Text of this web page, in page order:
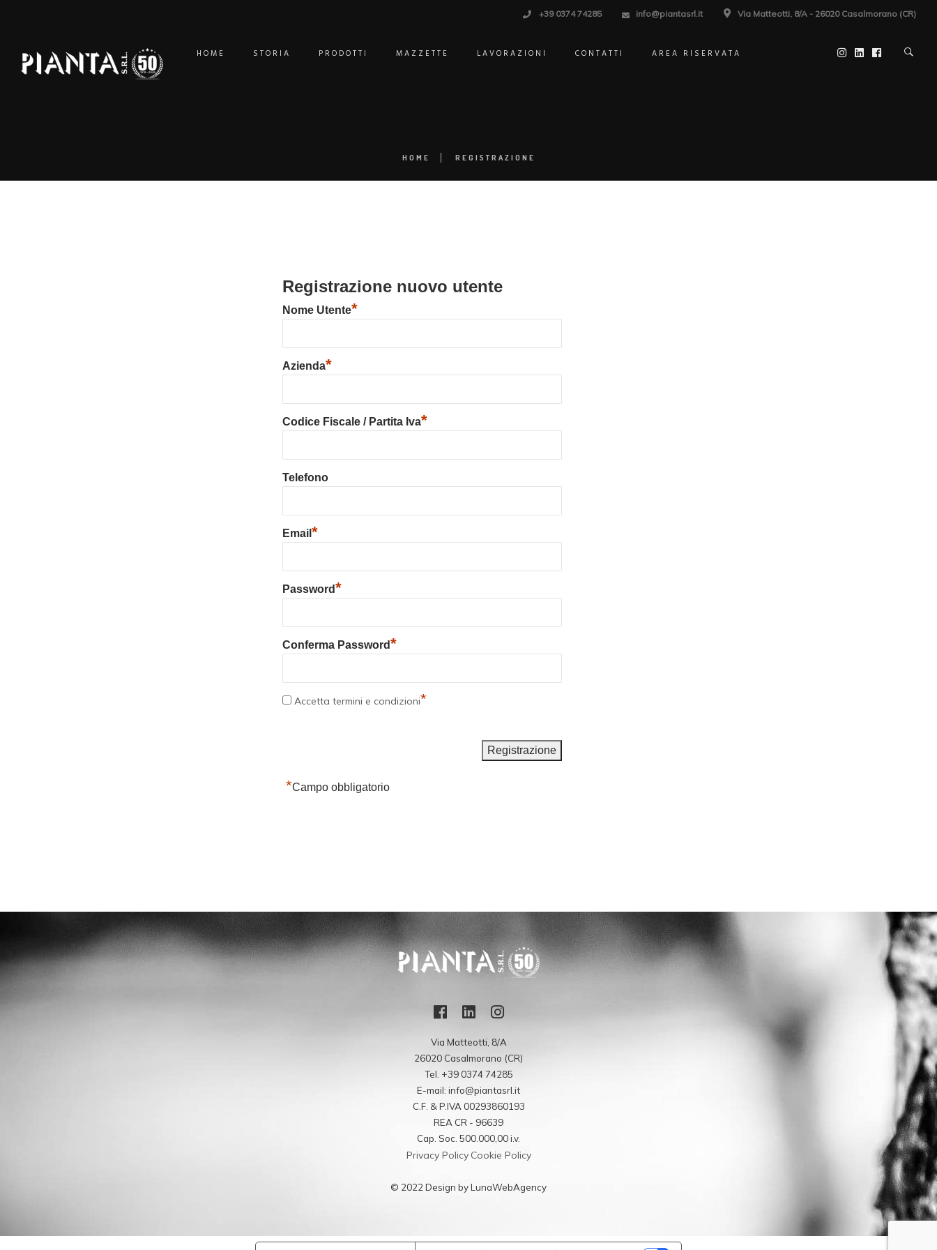
+39 0374 74285 info@piantasrl.it Via Matteotti, 8/A - 26020 Casalmorano (CR)
HOME STORIA PRODOTTI MAZZETTE LAVORAZIONI CONTATTI AREA RISERVATA
HOME REGISTRAZIONE
Registrazione nuovo utente
Nome Utente*
Azienda*
Codice Fiscale / Partita Iva*
Telefono
Email *
Password*
Conferma Password*
Accetta termini e condizioni*
*Campo obbligatorio
Via Matteotti, 8/A
26020 Casalmorano (CR)
Tel. +39 0374 74285
E-mail: info@piantasrl.it
C.F. & P.IVA 00293860193
REA CR - 96639
Cap. Soc. 500.000,00 i.v.
Privacy Policy Cookie Policy
© 2022 Design by LunaWebAgency